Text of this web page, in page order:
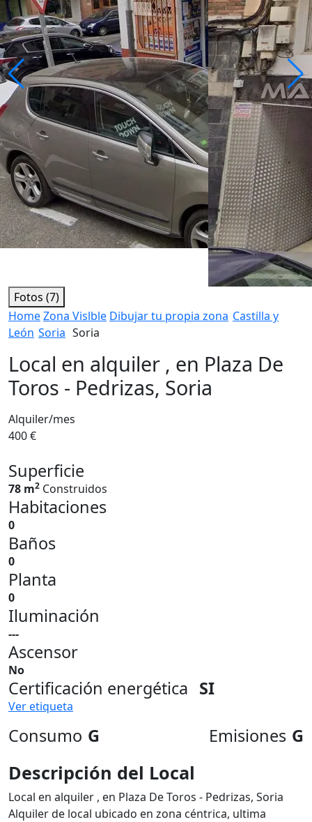
Fotos (7)
HomeZona Vislble Dibujar tu propia zona Castilla y
León Soria Soria
Local en alquiler , en Plaza De
Toros - Pedrizas, Soria
Alquiler/mes
400 €
Superficie
78 m2 Construidos
Habitaciones
0
Baños
0
Planta
0
Iluminación
---
Ascensor
No
Certificación energética SI
Ver etiqueta
Consumo G Emisiones G
Descripción del Local
Local en alquiler , en Plaza De Toros - Pedrizas, Soria
Alquiler de local ubicado en zona céntrica, ultima